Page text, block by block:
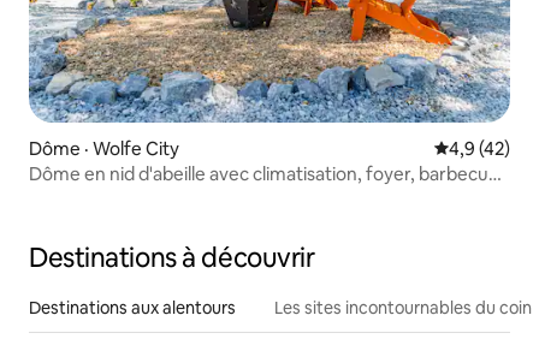
Dôme · Wolfe City Note
4,9 (42)
Dôme en nid d'abeille avec climatisation, foyer, barbecue,
Destinations à découvrir
Destinations aux alentours Les sites incontournables du coin